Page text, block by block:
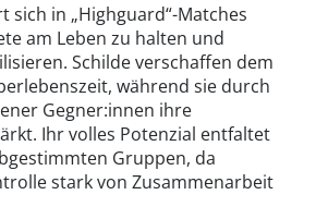
sich in „Highguard“-Matches
am Leben zu halten und
Schilde verschaffen dem
während sie durch
Gegner:innen ihre
Ihr volles Potenzial entfaltet
Gruppen, da
stark von Zusammenarbeit